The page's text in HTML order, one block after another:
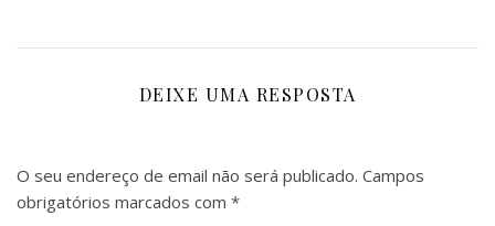
DEIXE UMA RESPOSTA
O seu endereço de email não será publicado. Campos
obrigatórios marcados com *